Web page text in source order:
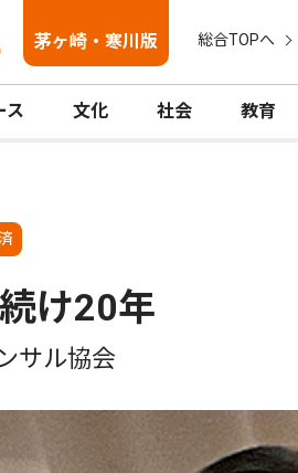
茅ヶ崎・寒川版 総合TOPへ
ス 文化 社会 教育
け20年
サル協会